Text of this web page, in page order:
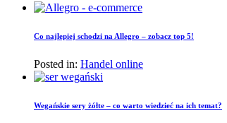
Co najlepiej schodzi na Allegro – zobacz top 5!
Posted in: Handel online
Wegańskie sery żółte – co warto wiedzieć na ich temat?